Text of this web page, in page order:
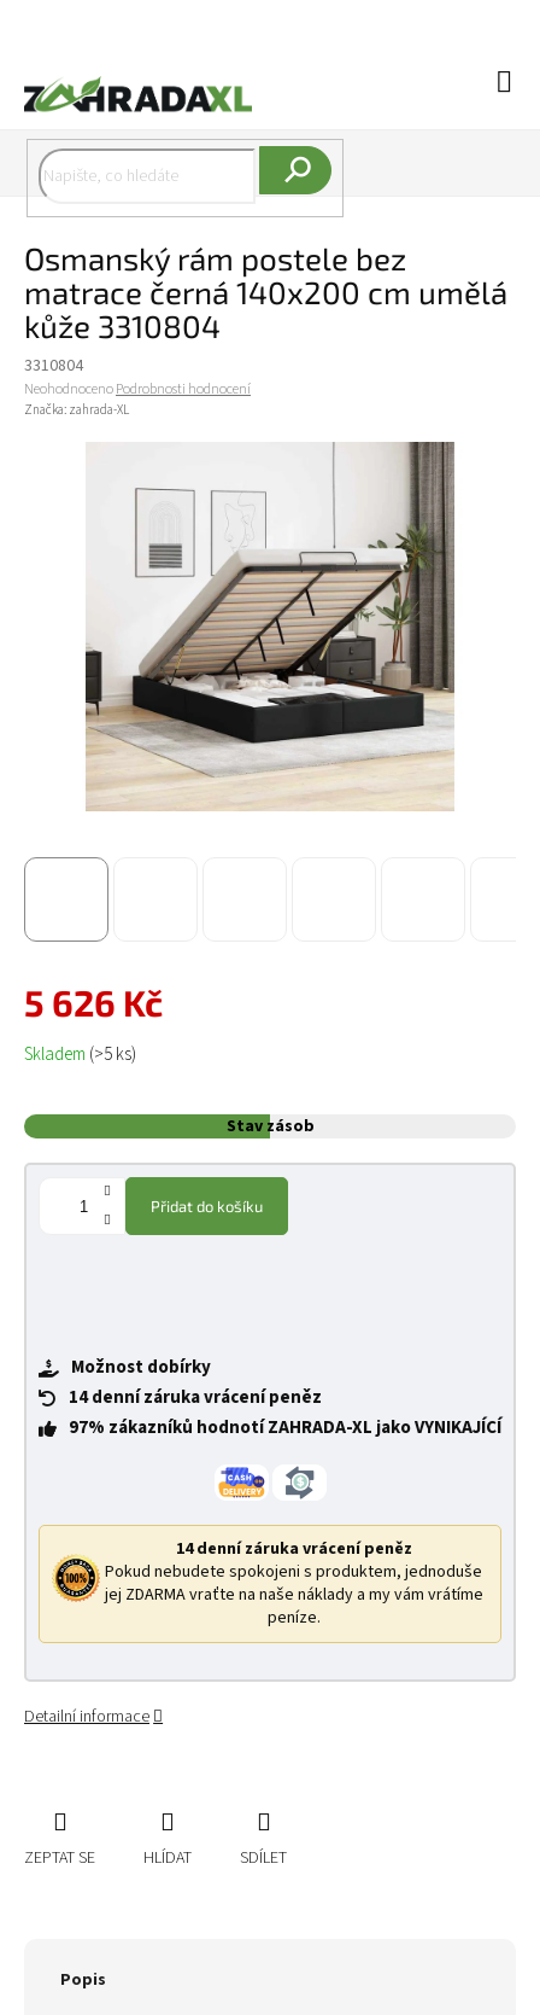
Osmanský rám postele bez
matrace černá 140x200 cm umělá
kůže 3310804
3310804
Průměrné hodnocení produktu je 0,0 z 5 hvězdiček.
NeohodnocenoPodrobnosti hodnocení
Značka: zahrada-XL
5 626 Kč
Měrná cena:
Skladem (>5 ks)
Stav zásob
Přidat do košíku
Možnost dobírky
14 denní záruka vrácení peněz
97% zákazníků hodnotí ZAHRADA-XL jako VYNIKAJÍCÍ
14 denní záruka vrácení peněz
Pokud nebudete spokojeni s produktem, jednoduše
jej ZDARMA vraťte na naše náklady a my vám vrátíme
peníze.
Detailní informace
ZEPTAT SE HLÍDAT SDÍLET
Popis